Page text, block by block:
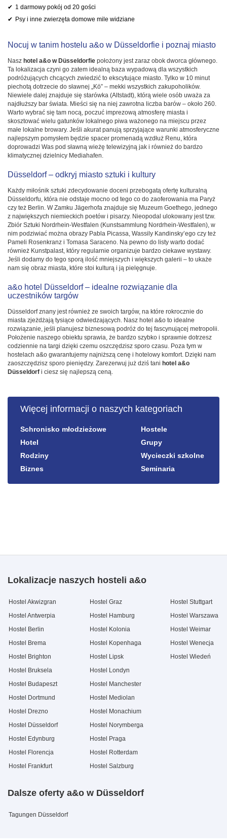
1 darmowy pokój od 20 gości
Psy i inne zwierzęta domowe mile widziane
Nocuj w tanim hostelu a&o w Düsseldorfie i poznaj miasto
Nasz hotel a&o w Düsseldorfie położony jest zaraz obok dworca głównego.
Ta lokalizacja czyni go zatem idealną baza wypadową dla wszystkich
podróżujących chcących zwiedzić to ekscytujące miasto. Tylko w 10 minut
piechotą dotrzecie do sławnej „Kö” – mekki wszystkich zakupoholików.
Niewiele dalej znajduje się starówka (Altstadt), którą wiele osób uważa za
najdłuższy bar świata. Mieści się na niej zawrotna liczba barów – około 260.
Warto wybrać się tam nocą, poczuć imprezową atmosferę miasta i
skosztować wielu gatunków lokalnego piwa ważonego na miejscu przez
małe lokalne browary. Jeśli akurat panują sprzyjające warunki atmosferyczne
najlepszym pomysłem będzie spacer promenadą wzdłuż Renu, która
doprowadzi Was pod sławną wieżę telewizyjną jak i również do bardzo
klimatycznej dzielnicy Mediahafen.
Düsseldorf – odkryj miasto sztuki i kultury
Każdy miłośnik sztuki zdecydowanie doceni przebogatą ofertę kulturalną
Düsseldorfu, która nie odstaje mocno od tego co do zaoferowania ma Paryż
czy też Berlin. W Zamku Jägerhofa znajduje się Muzeum Goethego, jednego
z największych niemieckich poetów i pisarzy. Nieopodal ulokowany jest tzw.
Zbiór Sztuki Nordrhein-Westfalen (Kunstsammlung Nordrhein-Westfalen), w
nim podziwiać można obrazy Pabla Picassa, Wassily Kandinsky’ego czy też
Pameli Rosenkranz i Tomasa Saraceno. Na pewno do listy warto dodać
również Kunstpalast, który regularnie organizuje bardzo ciekawe wystawy.
Jeśli dodamy do tego sporą ilość mniejszych i większych galerii – to ukaże
nam się obraz miasta, które stoi kulturą i ją pielęgnuje.
a&o hotel Düsseldorf – idealne rozwiązanie dla
uczestników targów
Düsseldorf znany jest również ze swoich targów, na które rokrocznie do
miasta zjeżdżają tysiące odwiedzających. Nasz hotel a&o to idealne
rozwiązanie, jeśli planujesz biznesową podróż do tej fascynującej metropolii.
Położenie naszego obiektu sprawia, że bardzo szybko i sprawnie dotrzesz
codziennie na targi dzięki czemu oszczędzisz sporo czasu. Poza tym w
hostelach a&o gwarantujemy najniższą cenę i hotelowy komfort. Dzięki nam
zaoszczędzisz sporo pieniędzy. Zarezerwuj już dziś tani hotel a&o
Düsseldorf i ciesz się najlepszą ceną.
Więcej informacji o naszych kategoriach
Schronisko młodzieżowe
Hostele
Hotel
Grupy
Rodziny
Wycieczki szkolne
Biznes
Seminaria
Lokalizacje naszych hosteli a&o
Hostel Akwizgran
Hostel Antwerpia
Hostel Berlin
Hostel Brema
Hostel Brighton
Hostel Bruksela
Hostel Budapeszt
Hostel Dortmund
Hostel Drezno
Hostel Düsseldorf
Hostel Edynburg
Hostel Florencja
Hostel Frankfurt
Hostel Graz
Hostel Hamburg
Hostel Kolonia
Hostel Kopenhaga
Hostel Lipsk
Hostel Londyn
Hostel Manchester
Hostel Mediolan
Hostel Monachium
Hostel Norymberga
Hostel Praga
Hostel Rotterdam
Hostel Salzburg
Hostel Stuttgart
Hostel Warszawa
Hostel Weimar
Hostel Wenecja
Hostel Wiedeń
Dalsze oferty a&o w Düsseldorf
Tagungen Düsseldorf